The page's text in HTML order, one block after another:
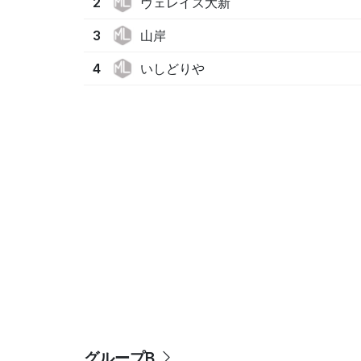
3 山岸
4 いしどりや